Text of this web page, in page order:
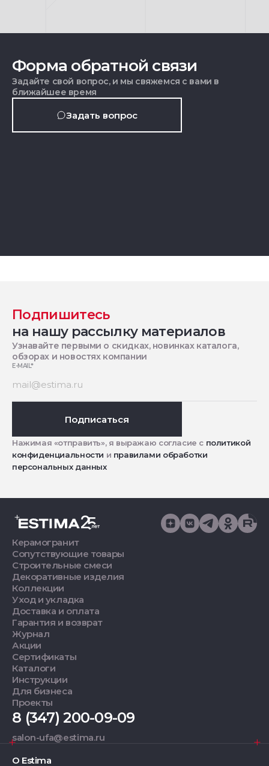
Форма обратной связи
Задайте свой вопрос, и мы свяжемся с вами в
ближайшее время
Задать вопрос
Подпишитесь
на нашу рассылку материалов
Узнавайте первыми о скидках, новинках каталога,
обзорах и новостях компании
E-MAIL*
Подписаться
Нажимая «отправить», я выражаю согласие с политикой
конфиденциальности и правилами обработки
персональных данных
Керамогранит
Сопутствующие товары
Строительные смеси
Декоративные изделия
Коллекции
Уход и укладка
Доставка и оплата
Гарантия и возврат
Журнал
Акции
Сертификаты
Каталоги
Инструкции
Для бизнеса
Проекты
8 (347) 200-09-09
salon-ufa@estima.ru
О Estima